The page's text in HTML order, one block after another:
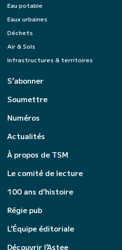
Eau potable
Eaux urbaines
Déchets
Air & Sols
Infrastructures & territoires
S’abonner
Soumettre
Numéros
Actualités
À propos de TSM
Le comité de lecture
100 ans d’histoire
Régie pub
L’Équipe éditoriale
Découvrir l’Astee